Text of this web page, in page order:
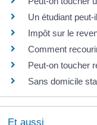
Un étudiant
Impôt sur le
Comment
Peut-on toucher
Sans domicile
Et aussi